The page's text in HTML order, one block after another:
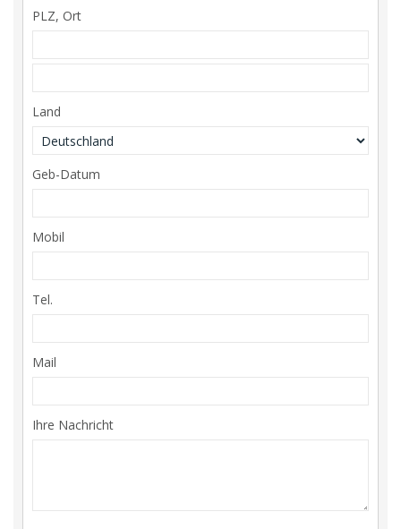
PLZ, Ort
Land
Geb-Datum
Mobil
Tel.
Mail
Ihre Nachricht